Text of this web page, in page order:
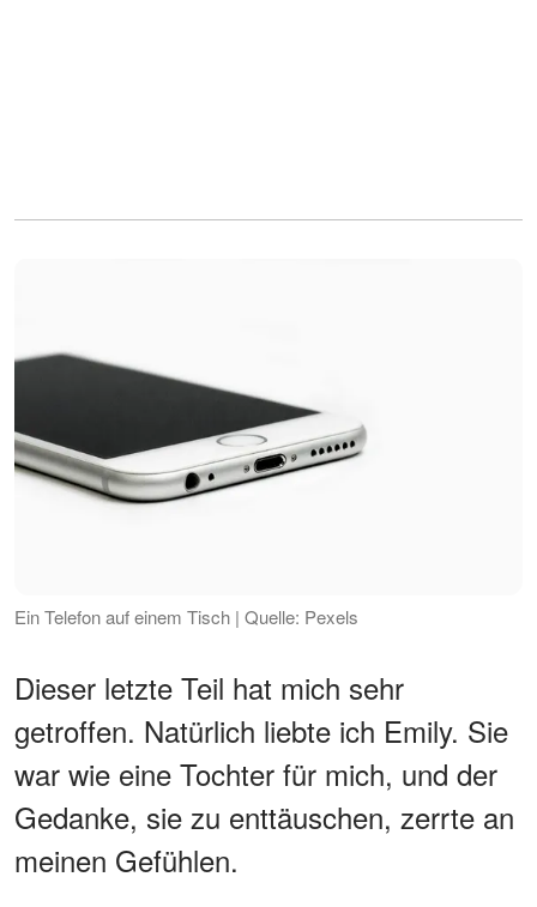
Ein Telefon auf einem Tisch | Quelle: Pexels
Dieser letzte Teil hat mich sehr
getroffen. Natürlich liebte ich Emily. Sie
war wie eine Tochter für mich, und der
Gedanke, sie zu enttäuschen, zerrte an
meinen Gefühlen.